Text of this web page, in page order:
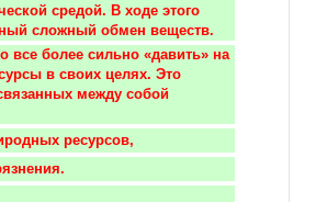
средой. В ходе этого
сложный обмен веществ.
в своих целях. Это
между собой
ресурсов,